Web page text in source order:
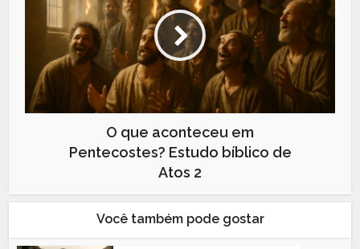
O que aconteceu em
Pentecostes? Estudo bíblico de
Atos 2
Você também pode gostar